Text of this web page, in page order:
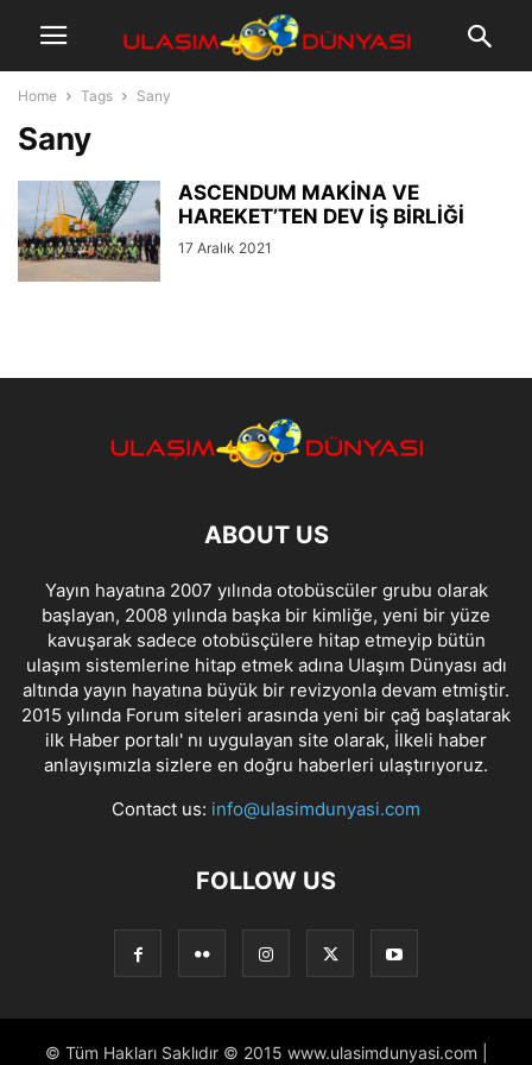
Home Tags Sany
Sany
ASCENDUM MAKİNA VE
HAREKET’TEN DEV İŞ BİRLİĞİ
17 Aralık 2021
ABOUT US
Yayın hayatına 2007 yılında otobüscüler grubu olarak
başlayan, 2008 yılında başka bir kimliğe, yeni bir yüze
kavuşarak sadece otobüsçülere hitap etmeyip bütün
ulaşım sistemlerine hitap etmek adına Ulaşım Dünyası adı
altında yayın hayatına büyük bir revizyonla devam etmiştir.
2015 yılında Forum siteleri arasında yeni bir çağ başlatarak
ilk Haber portalı' nı uygulayan site olarak, İlkeli haber
anlayışımızla sizlere en doğru haberleri ulaştırıyoruz.
Contact us: info@ulasimdunyasi.com
FOLLOW US
© Tüm Hakları Saklıdır © 2015 www.ulasimdunyasi.com |